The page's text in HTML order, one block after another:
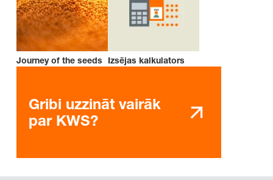
Journey of the seeds Izsējas kalkulators
Gribi uzzināt vairāk
par KWS?